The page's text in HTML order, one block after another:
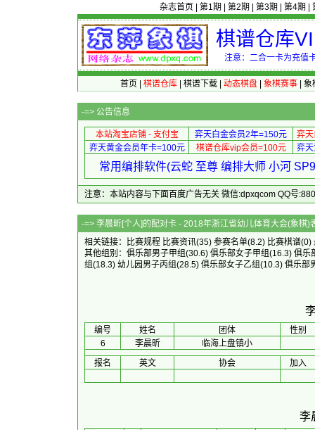
杂志首页 第1期 第2期 第3期 第4期
棋谱仓库
注意：二合一卡为充值
首页 棋谱仓库| 棋谱下载| 动态棋盘| 象棋赛事| 象
-=> 公告信息
本站淘宝店铺 - 支付宝 弈天白金会员2年=150元
弈
弈天黄金会员年卡=100元
棋谱仓库vip会员=100元 弈
常用编排软件(云蛇 至尊 编排大师 小河
注意：本站内容与下面百度广告无关 微信:dpxqcom QQ号
-=> 李晨昕[个人]的配对卡 - 2018年浙江省幼儿体
相关链接：
比赛规程 比赛资讯(35) 参赛名单(8.2) 比赛棋谱(0)
其他组别： 俱乐部男子甲组(30.6) 俱乐部女子甲组(16.3) 俱乐
组(18.3) 幼儿园男子丙组(28.5) 俱乐部女子乙组(10.3) 俱乐部
编号 姓名 团体
性别
6
李晨昕
临海上盘镇小
报名
英文 协会 加入
李